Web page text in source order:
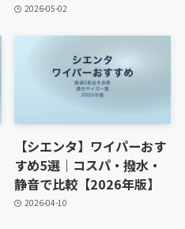
2026-05-02
【シエンタ】ワイパーおす
すめ5選｜コスパ・撥水・
静音で比較【2026年版】
2026-04-10